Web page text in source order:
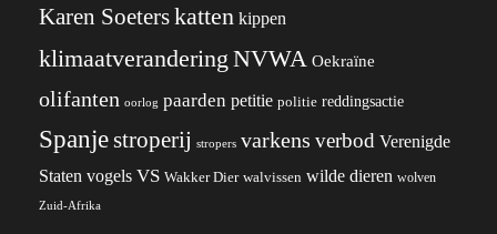
Karen Soeterskatten kippen
klimaatverandering NVWA Oekraïne
olifanten oorlog paarden petitie politie reddingsactie
Spanjestroperij stropers varkens verbod Verenigde
Staten vogels VS Wakker Dier walvissen wilde dieren wolven
Zuid-Afrika